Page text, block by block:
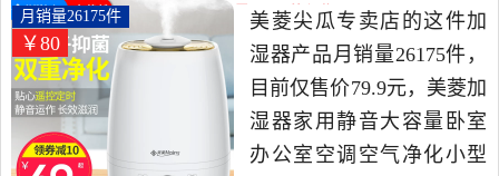
中性价比很高的车用氧吧,
空气净化器，由浙江 宁波
发货。
卧室办公室空月销量26175件仅售79.9元
￥80
月销量26175件
美菱尖瓜专卖店的这件加
湿器产品月销量26175件，
目前仅售价79.9元，美菱加
湿器家用静音大容量卧室
办公室空调空气净化小型